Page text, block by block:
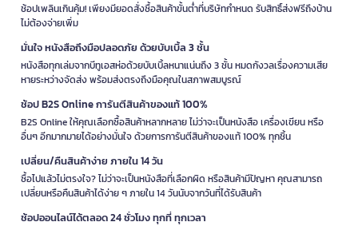
ช้อปเพลินเกินคุ้ม! เพียงมียอดสั่งซื้อสินค้าขั้นต่ำที่บริษัทกำหนด รับสิทธิ์ส่งฟรีถึงบ้าน
ไม่ต้องจ่ายเพิ่ม
มั่นใจ หนังสือถึงมือปลอดภัย ด้วยบับเบิ้ล 3 ชั้น
หนังสือทุกเล่มจากบีทูเอสห่อด้วยบับเบิ้ลหนาแน่นถึง 3 ชั้น หมดกังวลเรื่องความเสีย
หายระหว่างจัดส่ง พร้อมส่งตรงถึงมือคุณในสภาพสมบูรณ์
ช้อป B2S Online การันตีสินค้าของแท้ 100%
B2S Online ให้คุณเลือกซื้อสินค้าหลากหลาย ไม่ว่าจะเป็นหนังสือ เครื่องเขียน หรือ
อื่นๆ อีกมากมายได้อย่างมั่นใจ ด้วยการการันตีสินค้าของแท้ 100% ทุกชิ้น
เปลี่ยน/คืนสินค้าง่าย ภายใน 14 วัน
ซื้อไปแล้วไม่ตรงใจ? ไม่ว่าจะเป็นหนังสือที่เลือกผิด หรือสินค้ามีปัญหา คุณสามารถ
เปลี่ยนหรือคืนสินค้าได้ง่าย ๆ ภายใน 14 วันนับจากวันที่ได้รับสินค้า
ช้อปออนไลน์ได้ตลอด 24 ชั่วโมง ทุกที่ ทุกเวลา